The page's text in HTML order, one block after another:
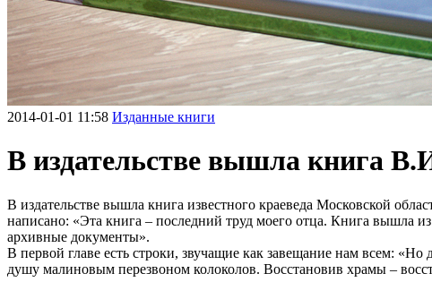
2014-01-01 11:58 Изданные книги
В издательстве вышла книга
В издательстве вышла книга известного краеведа Московской
написано: «Эта книга – последний труд моего отца. Книга вышла
архивные документы».
В первой главе есть строки, звучащие как завещание нам всем:
душу малиновым перезвоном колоколов. Восстановив храмы –